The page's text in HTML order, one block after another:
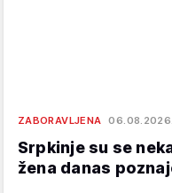
ZABORAVLJENA 06.08.2026.
Srpkinje su se
žena danas